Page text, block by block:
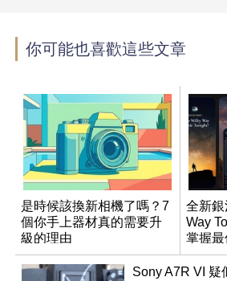
你可能也喜歡這些文章
是時候該換新相機了嗎？7
個你手上器材真的需要升
級的理由
全新
Way
掌握最
Sony A7R VI 疑